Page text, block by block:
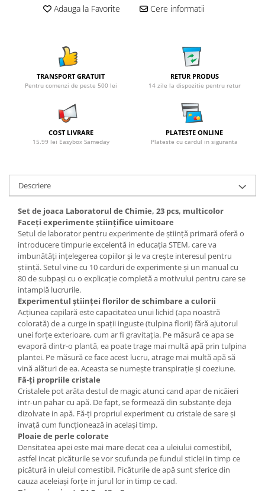
Adauga la Favorite Cere informatii
TRANSPORT GRATUIT
Pentru comenzi de peste 500 lei
RETUR PRODUS
14 zile la dispozitie pentru retur
COST LIVRARE
15.99 lei Easybox Sameday
PLATESTE ONLINE
Plateste cu cardul in siguranta
Descriere
Set de joaca Laboratorul de Chimie, 23 pcs, multicolor
Faceți experimente științifice uimitoare
Setul de laborator pentru experimente de știință primară oferă o
introducere timpurie excelentă in educația STEM, care va
imbunătăți ințelegerea copiilor și le va crește interesul pentru
știință. Setul vine cu 10 carduri de experimente și un manual cu
80 de subpași cu o explicație completă a motivului pentru care se
intamplă lucrurile.
Experimentul științei florilor de schimbare a culorii
Acțiunea capilară este capacitatea unui lichid (apa noastră
colorată) de a curge in spații inguste (tulpina florii) fără ajutorul
unei forțe exterioare, cum ar fi gravitația. Pe măsură ce apa se
evaporă dintr-o plantă, ea poate trage mai multă apă prin tulpina
plantei. Pe măsură ce face acest lucru, atrage mai multă apă să
vină alături de ea. Aceasta se numește transpirație și coeziune.
Fă-ți propriile cristale
Cristalele pot arăta destul de magic atunci cand apar de nicăieri
intr-un pahar cu apă. De fapt, se formează din substanțe deja
dizolvate in apă. Fă-ți propriul experiment cu cristale de sare și
invață cum funcționează in același timp.
Ploaie de perle colorate
Densitatea apei este mai mare decat cea a uleiului comestibil,
astfel incat picăturile se vor scufunda pe fundul sticlei in timp ce
picătură in uleiul comestibil. Picăturile de apă sunt sferice din
cauza aceleiași forțe in jurul lor in timp ce cad.